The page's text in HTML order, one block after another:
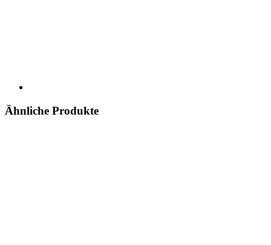
Ähnliche Produkte